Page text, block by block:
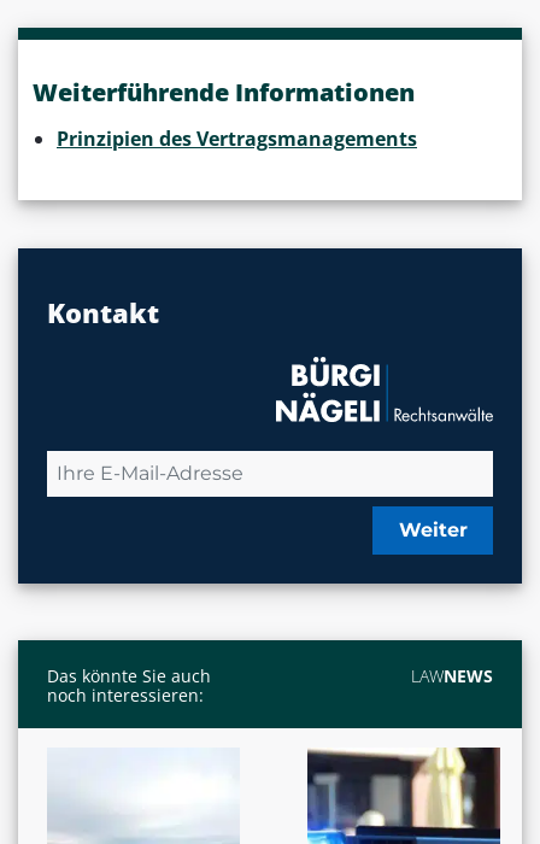
Weiterführende Informationen
Prinzipien des Vertragsmanagements
Kontakt
Weiter
Das könnte Sie auch
noch interessieren:
LAWNEWS